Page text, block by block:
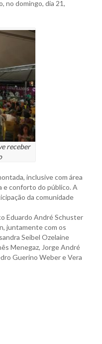
no domingo, dia 21,
receber
inclusive com área
e conforto do público. A
da comunidade
Eduardo André Schuster
juntamente com os
Seibel Ozelaine
Menegaz, Jorge André
Guerino Weber e Vera